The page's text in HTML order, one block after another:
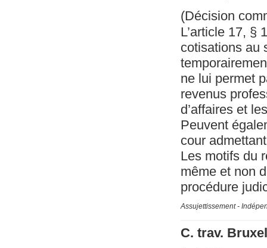
(Décision
L’article 17, § 1
cotisations au
ne lui permet
revenus
d’affaires et
Peuvent
cour
Les motifs du
même et non
procédure
Assujettissement -
C. trav.